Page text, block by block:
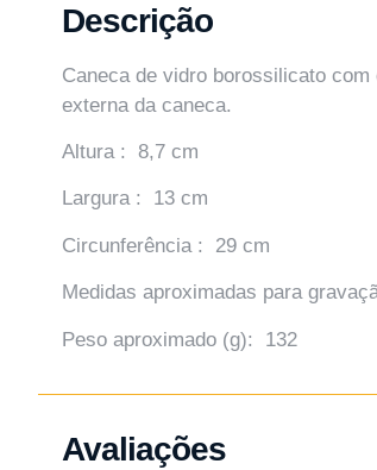
Descrição
Caneca de vidro borossilicato
externa da caneca.
Altura : 8,7 cm
Largura : 13 cm
Circunferência : 29 cm
Medidas aproximadas para
Peso aproximado (g): 132
Avaliações